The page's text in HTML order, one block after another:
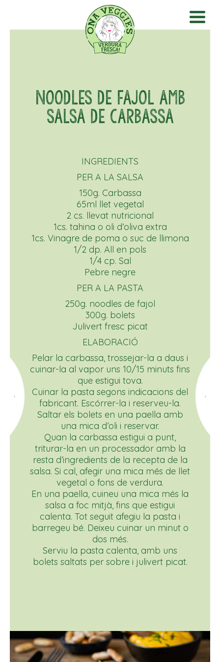
NOODLES DE FAJOL AMB
SALSA DE CARBASSA
INGREDIENTS
PER A LA SALSA
150g. Carbassa
65ml llet vegetal
2 cs. llevat nutricional
1cs. tahina o oli d’oliva extra
1cs. Vinagre de poma o suc de llimona
1/2 dp. All en pols
1/4 cp. Sal
Pebre negre
PER A LA PASTA
250g. noodles de fajol
300g. bolets
Julivert fresc picat
ELABORACIÓ
Pelar la carbassa, trossejar-la a daus i
cuinar-la al vapor uns 10/15 minuts fins
que estigui tova.
Cuinar la pasta segons indicacions del
fabricant. Escórrer-la i reserveu-la.
Saltar els bolets en una paella amb
una mica d’oli i reservar.
Quan la carbassa estigui a punt,
triturar-la en un processador amb la
resta d’ingredients de la recepta de la
salsa. Si cal, afegir una mica més de llet
vegetal o fons de verdura.
En una paella, cuineu una mica més la
salsa a foc mitjà, fins que estigui
calenta. Tot seguit afegiu la pasta i
barregeu bé. Deixeu cuinar un minut o
dos més.
Serviu la pasta calenta, amb uns
bolets saltats per sobre i julivert picat.